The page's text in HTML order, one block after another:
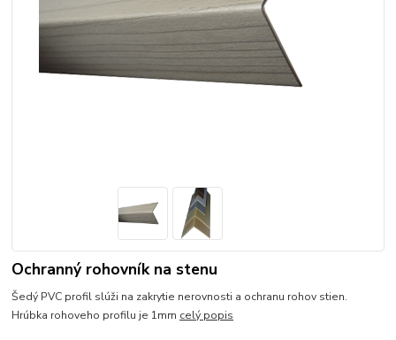
Ochranný rohovník na stenu
Šedý PVC profil slúži na zakrytie nerovnosti a ochranu rohov stien.
Hrúbka rohoveho profilu je 1mm celý popis